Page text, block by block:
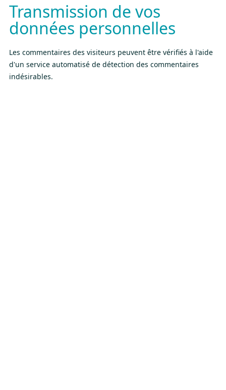
Transmission de vos
données personnelles
Les commentaires des visiteurs peuvent être vérifiés à l'aide
d'un service automatisé de détection des commentaires
indésirables.